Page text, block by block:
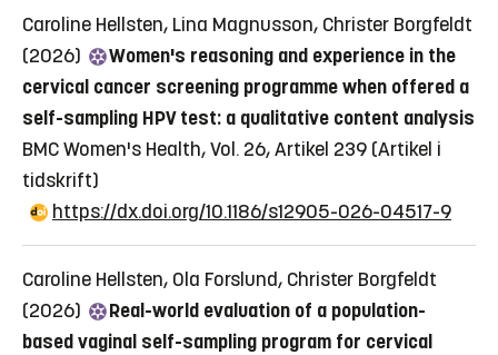
Caroline Hellsten, Lina Magnusson, Christer Borgfeldt
(2026)
Women's reasoning and experience in the
cervical cancer screening programme when offered a
self-sampling HPV test: a qualitative content analysis
BMC Women's Health, Vol. 26, Artikel 239 (Artikel i
tidskrift)
https://dx.doi.org/10.1186/s12905-026-04517-9
Caroline Hellsten, Ola Forslund, Christer Borgfeldt
(2026)
Real-world evaluation of a population-
based vaginal self-sampling program for cervical